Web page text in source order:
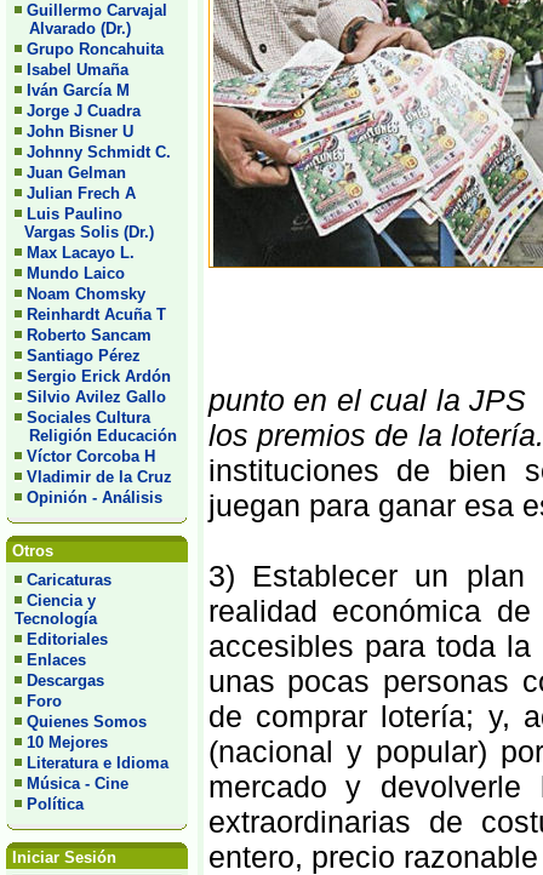
Guillermo Carvajal
Alvarado (Dr.)
Grupo Roncahuita
Isabel Umaña
Iván García M
Jorge J Cuadra
John Bisner U
Johnny Schmidt C.
Juan Gelman
Julian Frech A
Luis Paulino
Vargas Solis (Dr.)
Max Lacayo L.
Mundo Laico
Noam Chomsky
Reinhardt Acuña T
Roberto Sancam
Santiago Pérez
Sergio Erick Ardón
Silvio Avilez Gallo
Sociales Cultura
Religión Educación
Víctor Corcoba H
Vladimir de la Cruz
Opinión - Análisis
Otros
Caricaturas
Ciencia y
Tecnología
Editoriales
Enlaces
Descargas
Foro
Quienes Somos
10 Mejores
Literatura e Idioma
Música - Cine
Política
Iniciar Sesión
punto en el cual la JPS
los premios de la
instituciones de bien
juegan para ganar esa
3) Establecer un
realidad económica
accesibles para toda
unas pocas personas
de comprar lotería; y,
(nacional y popular)
mercado y
extraordinarias de
entero, precio